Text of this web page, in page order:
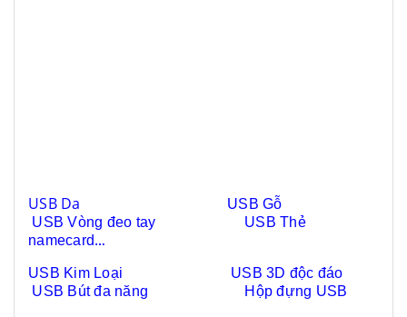
USB Da
USB Gỗ
USB Vòng đeo tay
USB Thẻ
namecard …
USB Kim Loại USB 3D độc đáo
USB Bút đa năng
Hộp đựng USB